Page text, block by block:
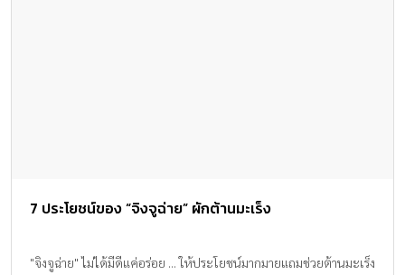
7 ประโยชน์ของ “จิงจูฉ่าย” ผักต้านมะเร็ง
"จิงจูฉ่าย" ไม่ได้มีดีแค่อร่อย ... ให้ประโยชน์มากมายแถมช่วยต้านมะเร็ง